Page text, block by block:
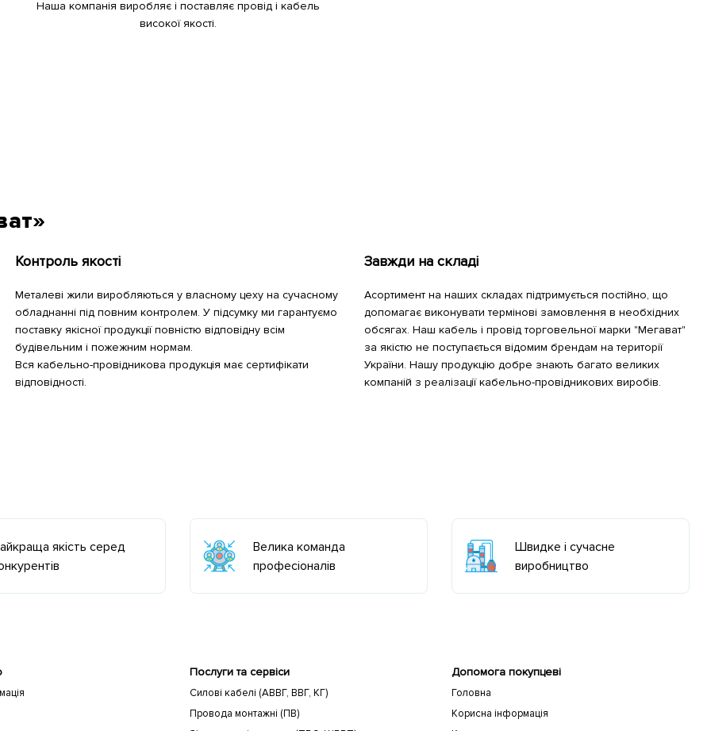
Наша компанія виробляє і поставляє провід і кабель
високої якості.
Контроль якості
Металеві жили виробляються у власному цеху на сучасному
обладнанні під повним контролем. У підсумку ми гарантуємо
поставку якісної продукції повністю відповідну всім
будівельним і пожежним нормам.
Вся кабельно-провідникова продукція має сертифікати
відповідності.
Завжди на складі
Асортимент на наших складах підтримується постійно, що
допомагає виконувати термінові замовлення в необхідних
обсягах. Наш кабель і провід торговельної марки "Мегават"
за якістю не поступається відомим брендам на території
України. Нашу продукцію добре знають багато великих
компаній з реалізації кабельно-провідникових виробів.
якість серед
Велика команда
професіоналів
Швидке і сучасне
виробництво
Послуги та сервіси
Силові кабелі (АВВГ, ВВГ, КГ)
Провода монтажні (ПВ)
Допомога покупцеві
Головна
Корисна інформація